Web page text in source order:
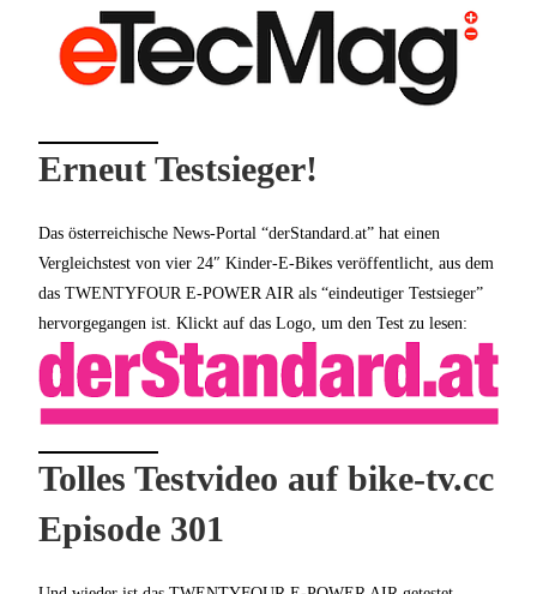
Erneut Testsieger!
Das österreichische News-Portal “derStandard.at” hat einen
Vergleichstest von vier 24″ Kinder-E-Bikes veröffentlicht, aus dem
das TWENTYFOUR E-POWER AIR als “eindeutiger Testsieger”
hervorgegangen ist. Klickt auf das Logo, um den Test zu lesen:
Tolles Testvideo auf bike-tv.cc
Episode 301